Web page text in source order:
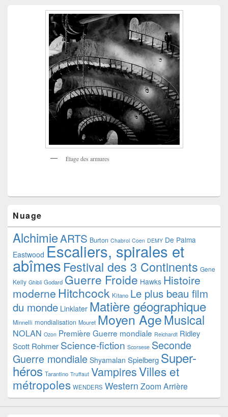
Étage des armures
Nuage
AlchimieARTS Burton Chabrol Coen DEMY De Palma
Eastwood Escaliers, spirales et
abîmes Festival des 3 Continents Gene
Kelly Ghibli Godard Guerre Froide Hawks Histoire
moderne Hitchcock Kitano Le plus beau film
du monde Linklater Matière géographique
Minnelli mondialisation Mouret Moyen AgeMusical
NOLAN Ozon Première Guerre mondiale Reichardt Ridley
Scott Rohmer Science-fiction Scorsese Seconde
Guerre mondiale Shyamalan Spielberg Super-
héros Tarantino Truffaut VampiresVilles et
métropoles WENDERS Western Zoom Arrière